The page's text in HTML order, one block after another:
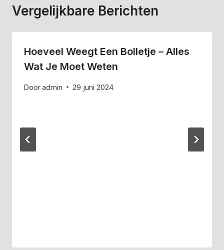
Vergelijkbare Berichten
Hoeveel Weegt Een Bolletje – Alles
Wat Je Moet Weten
Dooradmin 29 juni 2024